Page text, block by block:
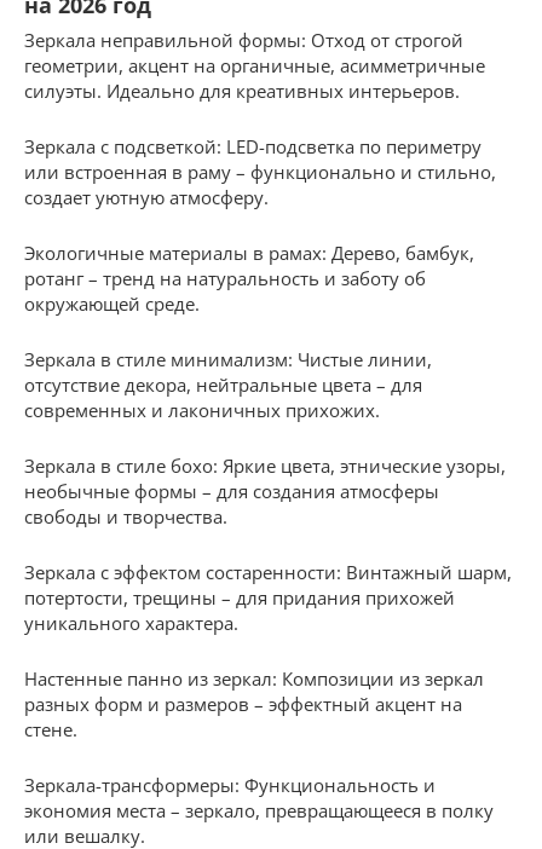
Зеркала неправильной формы: Отход от строгой
геометрии, акцент на органичные, асимметричные
силуэты. Идеально для креативных интерьеров.
Зеркала с подсветкой: LED-подсветка по периметру
или встроенная в раму – функционально и стильно,
создает уютную атмосферу.
Экологичные материалы в рамах: Дерево, бамбук,
ротанг – тренд на натуральность и заботу об
окружающей среде.
Зеркала в стиле минимализм: Чистые линии,
отсутствие декора, нейтральные цвета – для
современных и лаконичных прихожих.
Зеркала в стиле бохо: Яркие цвета, этнические узоры,
необычные формы – для создания атмосферы
свободы и творчества.
Зеркала с эффектом состаренности: Винтажный шарм,
потертости, трещины – для придания прихожей
уникального характера.
Настенные панно из зеркал: Композиции из зеркал
разных форм и размеров – эффектный акцент на
стене.
Зеркала-трансформеры: Функциональность и
экономия места – зеркало, превращающееся в полку
или вешалку.